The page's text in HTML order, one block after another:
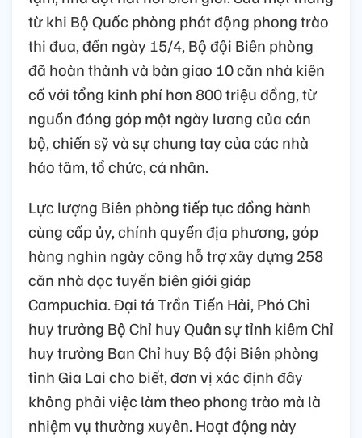
từ khi Bộ Quốc phòng phát động phong trào
thi đua, đến ngày 15/4, Bộ đội Biên phòng
đã hoàn thành và bàn giao 10 căn nhà kiên
cố với tổng kinh phí hơn 800 triệu đồng, từ
nguồn đóng góp một ngày lương của cán
bộ, chiến sỹ và sự chung tay của các nhà
hảo tâm, tổ chức, cá nhân.
Lực lượng Biên phòng tiếp tục đồng hành
cùng cấp ủy, chính quyền địa phương, góp
hàng nghìn ngày công hỗ trợ xây dựng 258
căn nhà dọc tuyến biên giới giáp
Campuchia. Đại tá Trần Tiến Hải, Phó Chỉ
huy trưởng Bộ Chỉ huy Quân sự tỉnh kiêm Chỉ
huy trưởng Ban Chỉ huy Bộ đội Biên phòng
tỉnh Gia Lai cho biết, đơn vị xác định đây
không phải việc làm theo phong trào mà là
nhiệm vụ thường xuyên. Hoạt động này